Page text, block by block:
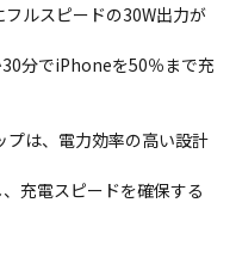
ルスピードの30W出力が
30分でiPhoneを50％まで充
プは、電力効率の高い設計
充電スピードを確保する